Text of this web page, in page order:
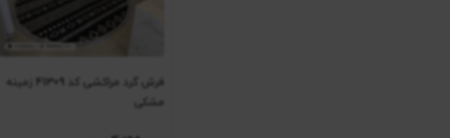
فرش گرد مراکشی کد 41309 زمینه
مشکی